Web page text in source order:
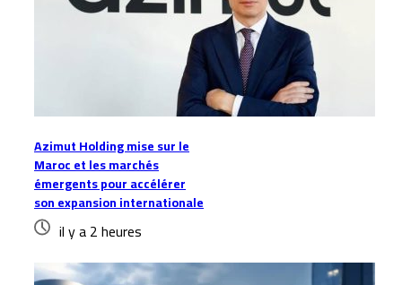
Azimut Holding mise sur le
Maroc et les marchés
émergents pour accélérer
son expansion internationale
il y a 2 heures